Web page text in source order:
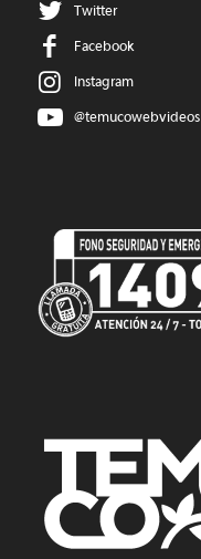
Twitter
Facebook
Instagram
@temucowebvideos